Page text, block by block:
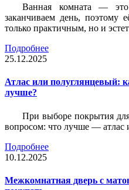
Ванная комната —
заканчиваем день, поэтому
только практичным, но и
Подробнее
25.12.2025
Атлас или полуглянцевый:
лучше?
При выборе покрытия
вопросом: что лучше — атлас
Подробнее
10.12.2025
Межкомнатная дверь с